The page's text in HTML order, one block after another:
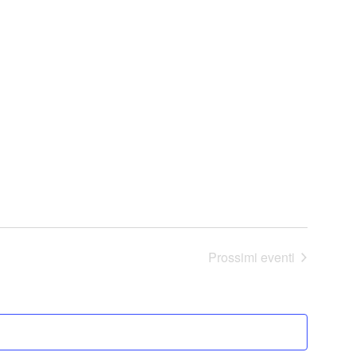
Prossimi eventi